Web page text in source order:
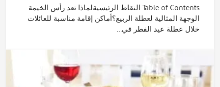
Table of Contents النقاط الرئيسيةلماذا تعد رأس الخيمة
الوجهة المثالية لعطلة الربيع؟أماكن إقامة مناسبة للعائلات
خلال عطلة عيد الفطر في…